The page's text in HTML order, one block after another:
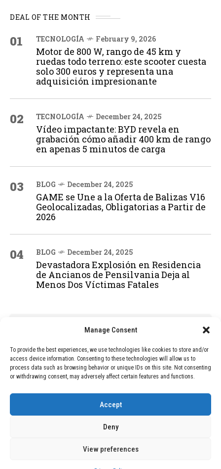
Manage Consent
To provide the best experiences, we use technologies like cookies to store and/or
access device information. Consenting to these technologies will allow us to
process data such as browsing behavior or unique IDs on this site. Not consenting
or withdrawing consent, may adversely affect certain features and functions.
Accept
Deny
View preferences
DEAL OF THE MONTH
01 TECNOLOGÍA February 9, 2026
Motor de 800 W, rango de 45 km y
ruedas todo terreno: este scooter cuesta
solo 300 euros y representa una
adquisición impresionante
02 TECNOLOGÍA December 24, 2025
Vídeo impactante: BYD revela en
grabación cómo añadir 400 km de rango
en apenas 5 minutos de carga
03 BLOG December 24, 2025
GAME se Une a la Oferta de Balizas V16
Geolocalizadas, Obligatorias a Partir de
2026
04 BLOG December 24, 2025
Devastadora Explosión en Residencia
de Ancianos de Pensilvania Deja al
Menos Dos Víctimas Fatales